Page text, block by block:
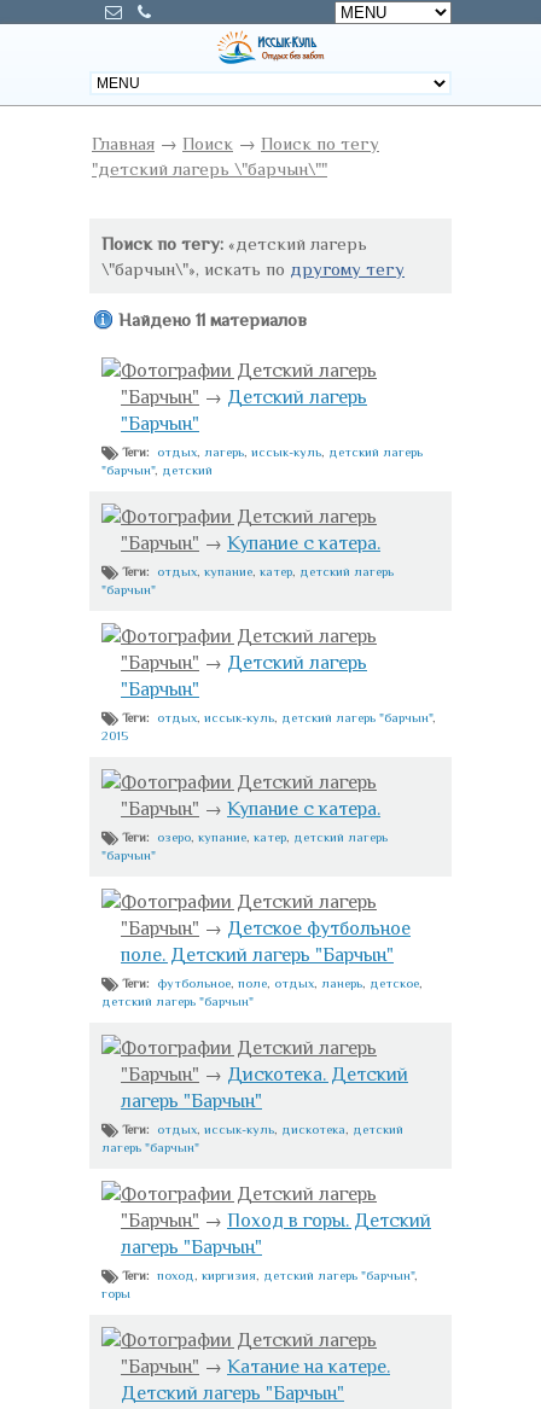
Главная → Поиск → Поиск по тегу
"детский лагерь \"барчын\""
Поиск по тегу: «детский лагерь
\"барчын\"», искать по другому тегу
Найдено 11 материалов
Фотографии Детский лагерь
"Барчын" → Детский лагерь
"Барчын"
Теги: отдых лагерь иссык-куль детский лагерь
"барчын", детский
Фотографии Детский лагерь
"Барчын" → Купание с катера.
Теги: отдых купание катер детский лагерь
"барчын"
Фотографии Детский лагерь
"Барчын" → Детский лагерь
"Барчын"
Теги: отдых иссык-куль детский лагерь "барчын",
2015
Фотографии Детский лагерь
"Барчын" → Купание с катера.
Теги: озеро купание катер детский лагерь
"барчын"
Фотографии Детский лагерь
"Барчын" → Детское футбольное
поле. Детский лагерь "Барчын"
Теги: футбольное поле отдых ланерь детское
детский лагерь "барчын"
Фотографии Детский лагерь
"Барчын" → Дискотека. Детский
лагерь "Барчын"
Теги: отдых иссык-куль дискотека
детский
лагерь "барчын"
Фотографии Детский лагерь
"Барчын" → Поход в горы. Детский
лагерь "Барчын"
Теги: поход киргизия детский лагерь "барчын",
горы
Фотографии Детский лагерь
"Барчын" → Катание на катере.
Детский лагерь "Барчын"